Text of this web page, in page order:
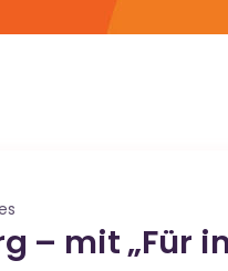
– mit „Für